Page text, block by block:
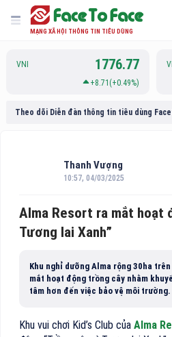
MẠNG XÃ HỘI THÔNG TIN TIÊU DÙNG
VNI 1776.77
+8.71(+0.49%)
Theo dõi Diễn đàn thông tin tiêu dùng
Thanh Vượng
10:57, 04/03/2025
Alma Resort ra mắt hoạt
Tương lai Xanh”
Khu nghỉ dưỡng Alma rộng 30ha
mắt hoạt động trồng cây nhằm
tâm hơn đến việc bảo vệ môi trường.
Khu vui chơi Kid’s Club của Alma